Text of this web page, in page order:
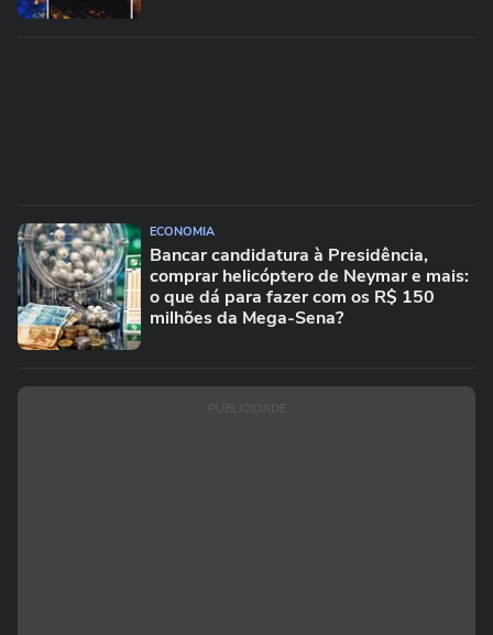
ECONOMIA
Bancar candidatura à Presidência,
comprar helicóptero de Neymar e mais:
o que dá para fazer com os R$ 150
milhões da Mega-Sena?
PUBLICIDADE